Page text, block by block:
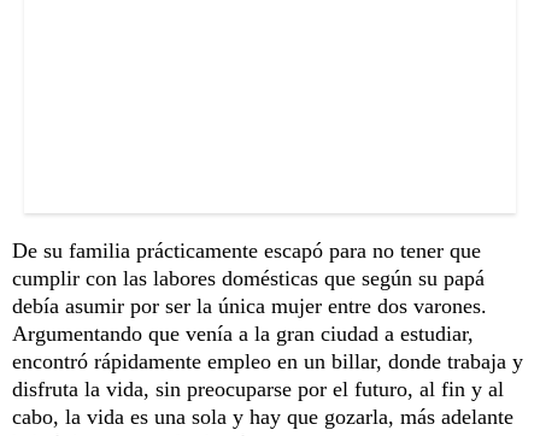
De su familia prácticamente escapó para no tener que
cumplir con las labores domésticas que según su papá
debía asumir por ser la única mujer entre dos varones.
Argumentando que venía a la gran ciudad a estudiar,
encontró rápidamente empleo en un billar, donde trabaja y
disfruta la vida, sin preocuparse por el futuro, al fin y al
cabo, la vida es una sola y hay que gozarla, más adelante